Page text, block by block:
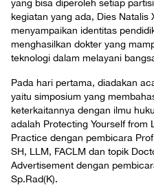
yang bisa diperoleh setiap
kegiatan yang ada, Dies Natalis
menyampaikan identitas
menghasilkan dokter yang
teknologi dalam melayani
Pada hari pertama, diadakan
yaitu simposium yang
keterkaitannya dengan ilmu
adalah Protecting Yourself from
Practice dengan pembicara
SH, LLM, FACLM dan topik
Advertisement dengan
Sp.Rad(K).